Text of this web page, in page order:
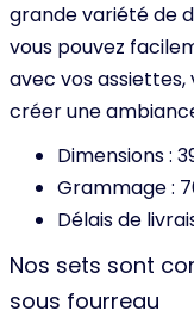
grande variété de
vous pouvez
avec vos
créer une
Dimensions :
Grammage :
Délais de
Nos sets sont
sous fourreau